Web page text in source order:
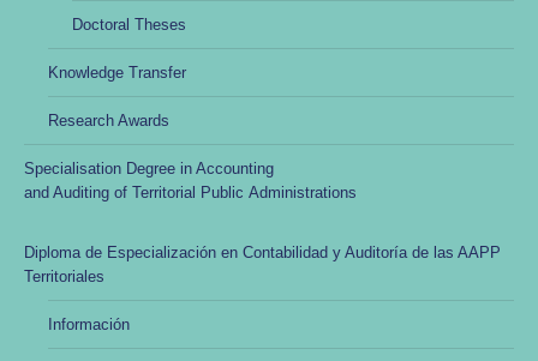
Doctoral Theses
Knowledge Transfer
Research Awards
Specialisation Degree in Accounting
and Auditing of Territorial Public Administrations
Diploma de Especialización en Contabilidad y Auditoría de las AAPP
Territoriales
Información